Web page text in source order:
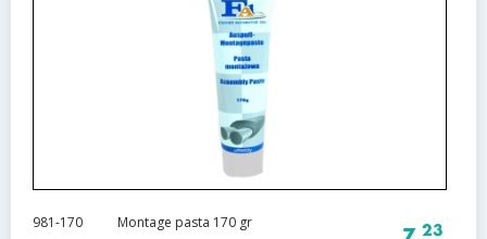
981-170 Montage pasta 170 gr 23